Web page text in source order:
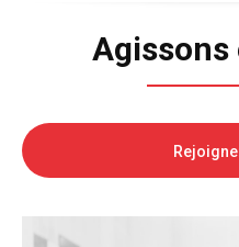
Agissons